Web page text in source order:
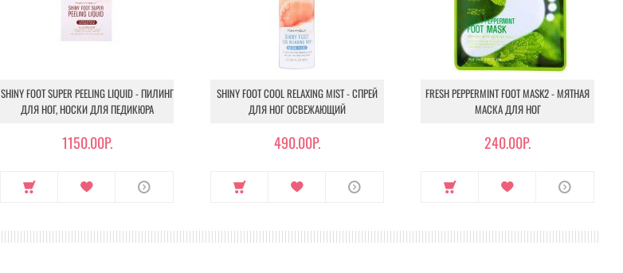
SHINY FOOT SUPER PEELING LIQUID - ПИЛИНГ
ДЛЯ НОГ, НОСКИ ДЛЯ ПЕДИКЮРА
1150.00Р.
SHINY FOOT COOL RELAXING MIST - СПРЕЙ
ДЛЯ НОГ ОСВЕЖАЮЩИЙ
490.00Р.
FRESH PEPPERMINT FOOT MASK2 - МЯТНАЯ
МАСКА ДЛЯ НОГ
240.00Р.